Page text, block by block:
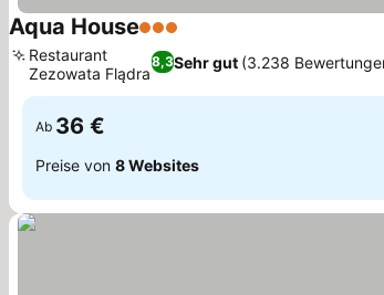
Aqua House3 Sterne
8,3Sehr gut (3.238
Restaurant
Zezowata Flądra
Ab 36 €
Preise von 8 Websites